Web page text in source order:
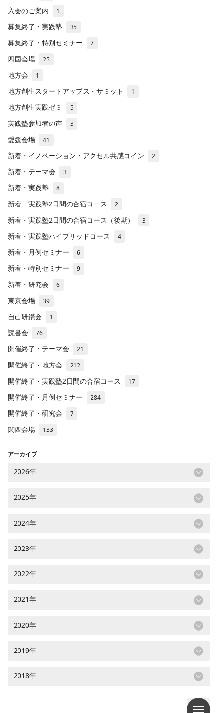
入会のご案内 1
募集終了・実践塾 35
募集終了・特別セミナー 7
四国会場 25
地方会 1
地方創生スタートアップス・サミット 1
地方創生実践ゼミ 5
実践塾参加者の声 3
愛媛会場 41
新着・イノベーション・アクセル共感コイン 2
新着・テーマ会 3
新着・実践塾 8
新着・実践塾2日間の合宿コース 2
新着・実践塾2日間の合宿コース（後期） 3
新着・実践塾ハイブリッドコース 4
新着・月例セミナー 6
新着・特別セミナー 9
新着・研究会 6
東京会場 39
自己研鑽会 1
読書会 76
開催終了・テーマ会 21
開催終了・地方会 212
開催終了・実践塾2日間の合宿コース 17
開催終了・月例セミナー 284
開催終了・研究会 7
関西会場 133
アーカイブ
2026年
2025年
2024年
2023年
2022年
2021年
2020年
2019年
2018年